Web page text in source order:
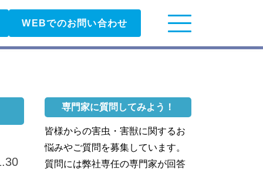
WEBでのお問い合わせ
専門家に質問してみよう！
皆様からの害虫・害獣に関するお
悩みやご質問を募集しています。
質問には弊社専任の専門家が回答